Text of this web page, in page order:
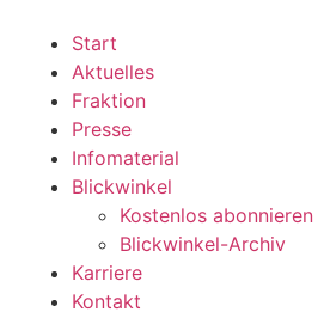
wechseln
Start
Aktuelles
Fraktion
Presse
Infomaterial
Blickwinkel
Kostenlos abonnieren
Blickwinkel-Archiv
Karriere
Kontakt